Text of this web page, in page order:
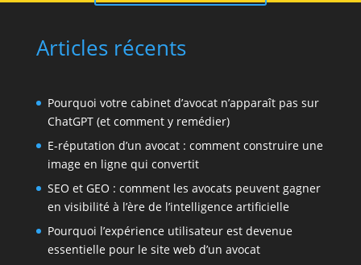
Articles récents
Pourquoi votre cabinet d’avocat n’apparaît pas sur
ChatGPT (et comment y remédier)
E-réputation d’un avocat : comment construire une
image en ligne qui convertit
SEO et GEO : comment les avocats peuvent gagner
en visibilité à l’ère de l’intelligence artificielle
Pourquoi l’expérience utilisateur est devenue
essentielle pour le site web d’un avocat